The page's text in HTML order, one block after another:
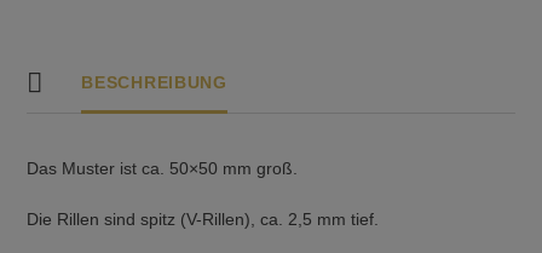
BESCHREIBUNG
Das Muster ist ca. 50×50 mm groß.
Die Rillen sind spitz (V-Rillen), ca. 2,5 mm tief.